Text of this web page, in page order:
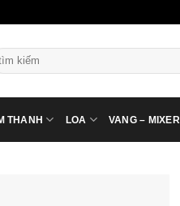
THANH LOA VANG – MIXER